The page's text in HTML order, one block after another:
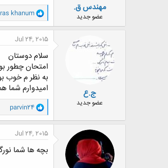
مهندس ق.
عضو جدید
و
ا
ک
ش
ه
ا
:
khanum
ج.ع
عضو جدید
Jul 24, 2015
سلام دوستان
امتحان چطور
به نظر م خوب
امیدوارم شما
و
ا
ک
ش
ه
ا
parvin24
Jul 24, 2015
بچه ها شما